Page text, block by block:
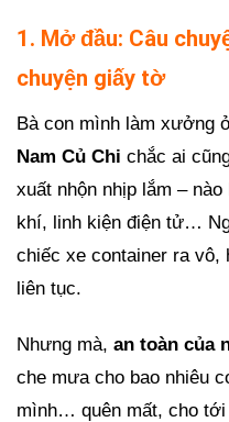
1. Mở đầu: Câu
chuyện giấy tờ
Bà con mình làm xưởng
Nam Củ Chi chắc ai
xuất nhộn nhịp lắm –
khí, linh kiện điện tử…
chiếc xe container ra vô,
liên tục.
Nhưng mà, an toàn của
che mưa cho bao nhiêu
mình… quên mất, cho